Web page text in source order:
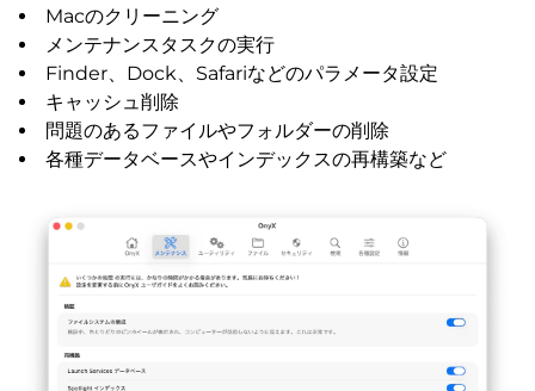
Macのクリーニング
メンテナンスタスクの実行
Finder、Dock、Safariなどのパラメータ設定
キャッシュ削除
問題のあるファイルやフォルダーの削除
各種データベースやインデックスの再構築など